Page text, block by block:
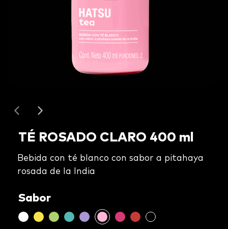
TÉ ROSADO CLARO 400 ml
Bebida con té blanco con sabor a pitahaya
rosada de la India
Sabor